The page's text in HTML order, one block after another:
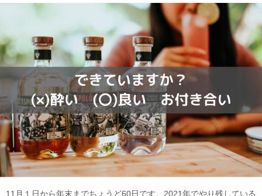
11月１日から年末までちょうど60日です。2021年でやり残している